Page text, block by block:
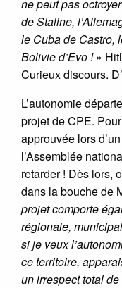
ne peut pas
de Staline,
le Cuba de Castro,
Bolivie d’Evo !»
Curieux discours.
L’autonomie
projet de CPE.
approuvée lors
l’Assemblée
retarder ! Dès lors,
dans la bouche de
projet comporte
régionale,
si je veux
ce territoire,
un irrespect total